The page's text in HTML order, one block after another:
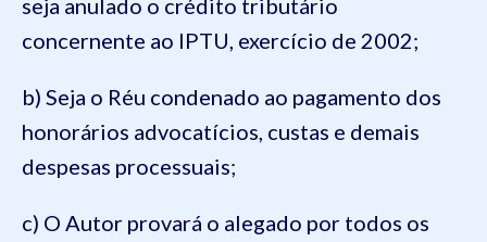
seja anulado o crédito tributário
concernente ao IPTU, exercício de 2002;
b) Seja o Réu condenado ao pagamento dos
honorários advocatícios, custas e demais
despesas processuais;
c) O Autor provará o alegado por todos os